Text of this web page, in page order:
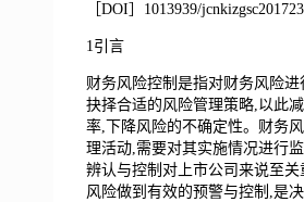
［DOI］1013939/
1引言
财务风险控制是指对财务风险
抉择合适的风险管理策略,以此
率,下降风险的不确定性。财务
理活动,需要对其实施情况进行
辨认与控制对上市公司来说至
风险做到有效的预警与控制,是